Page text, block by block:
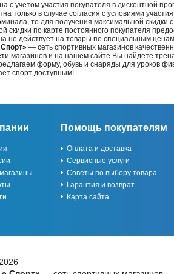
с учётом участия покупателя в дисконтной
только в случае согласия с условиями
то для получения максимальной скидки
скидки по карте постоянного покупателя
не действует на товары по специальным
— сеть спортивных магазинов
магазинов и на нашем сайте Вы найдёте
форму, обувь и снаряды для уроков
спорт доступным!
Помощь покупателям
Оплата и доставка
Сервисные услуги
Советы по выбору товара
Гарантия и возврат
Карта сайта